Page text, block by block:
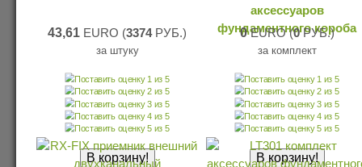
43,61 EURO (3374РУБ.)
за штуку
аксессуаров
фундаментного короба
0EURO (0РУБ.)
за комплект